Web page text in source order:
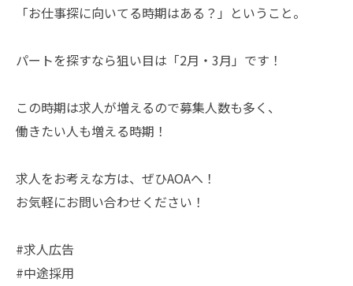
「お仕事探に向いてる時期はある？」ということ。
パートを探すなら狙い目は「2月・3月」です！
この時期は求人が増えるので募集人数も多く、
働きたい人も増える時期！
求人をお考えな方は、ぜひAOAへ！
お気軽にお問い合わせください！
#求人広告
#中途採用